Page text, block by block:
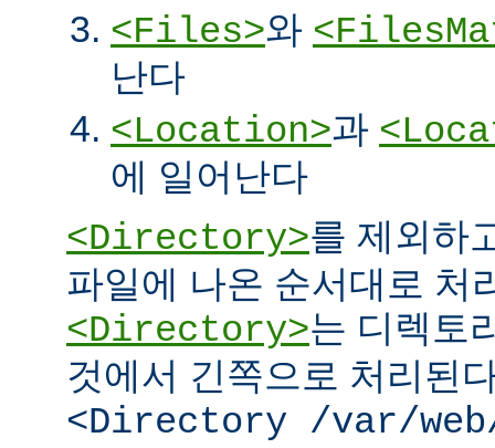
<Files>와
난다
<Location>과
에 일어난다
<Directory>를 제외하
파일에 나온 순서대로 처
<Directory>는 디렉토
것에서 긴쪽으로 처리된
<Directory /var/